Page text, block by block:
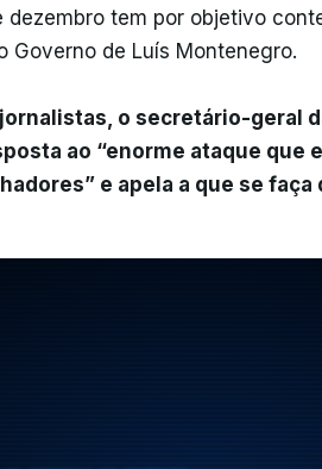
dezembro tem por objetivo
Governo de Luís Montenegro.
o secretário-geral
ao “enorme ataque que
e apela a que se faça